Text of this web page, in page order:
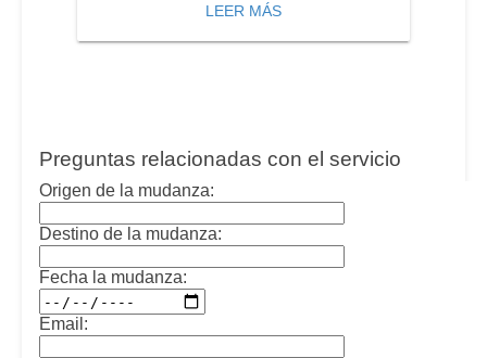
LEER MÁS
Preguntas relacionadas con el servicio
Origen de la mudanza:
Destino de la mudanza:
Fecha la mudanza:
Email: